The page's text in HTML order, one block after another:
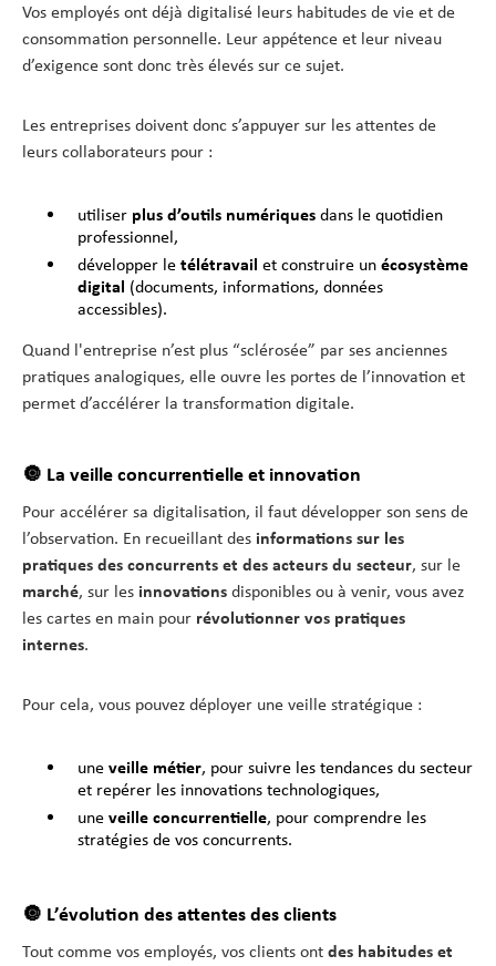
Vos employés ont déjà digitalisé leurs habitudes de vie et de
consommation personnelle. Leur appétence et leur niveau
d’exigence sont donc très élevés sur ce sujet.
Les entreprises doivent donc s’appuyer sur les attentes de
leurs collaborateurs pour :
utiliser plus d’outils numériques dans le quotidien
professionnel,
développer le télétravail et construire un écosystème
digital (documents, informations, données
accessibles).
Quand l'entreprise n’est plus “sclérosée” par ses anciennes
pratiques analogiques, elle ouvre les portes de l’innovation et
permet d’accélérer la transformation digitale.
🔘 La veille concurrentielle et innovation
Pour accélérer sa digitalisation, il faut développer son sens de
l’observation. En recueillant des informations sur les
pratiques des concurrents et des acteurs du secteur, sur le
marché, sur les innovations disponibles ou à venir, vous avez
les cartes en main pour révolutionner vos pratiques
internes.
Pour cela, vous pouvez déployer une veille stratégique :
une veille métier, pour suivre les tendances du secteur
et repérer les innovations technologiques,
une veille concurrentielle, pour comprendre les
stratégies de vos concurrents.
🔘 L’évolution des attentes des clients
Tout comme vos employés, vos clients ont des habitudes et